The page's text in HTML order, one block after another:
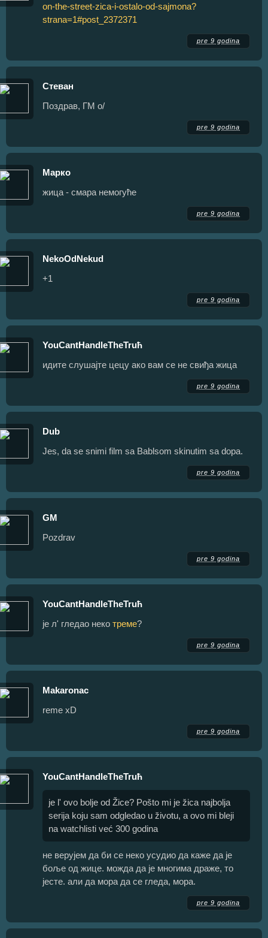
on-the-street-zica-i-ostalo-od-sajmona?
strana=1#post_2372371
pre 9 godina
Стеван
Поздрав, ГМ о/
pre 9 godina
Марко
жица - смара немогуће
pre 9 godina
NekoOdNekud
+1
pre 9 godina
YouCantHandleTheTruћ
идите слушајте цецу ако вам се не свиђа жица
pre 9 godina
Dub
Jes, da se snimi film sa Bablsom skinutim sa dopa.
pre 9 godina
GM
Pozdrav
pre 9 godina
YouCantHandleTheTruћ
је л' гледао неко треме?
pre 9 godina
Makaronac
reme xD
pre 9 godina
YouCantHandleTheTruћ
je l' ovo bolje od Žice? Pošto mi je žica najbolja
serija koju sam odgledao u životu, a ovo mi bleji
na watchlisti već 300 godina
не верујем да би се неко усудио да каже да је
боље од жице. можда да је многима драже, то
јесте. али да мора да се гледа, мора.
pre 9 godina